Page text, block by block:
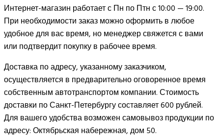
Интернет-магазин работает с Пн по Птн с 10:00 — 19:00.
При необходимости заказ можно оформить в любое
удобное для вас время, но менеджер свяжется с вами
или подтвердит покупку в рабочее время.
Доставка по адресу, указанному заказчиком,
осуществляется в предварительно оговоренное время
собственным автотранспортом компании. Стоимость
доставки по Санкт-Петербургу составляет 600 рублей.
Для вашего удобства возможен самовывоз продукции по
адресу: Октябрьская набережная, дом 50.